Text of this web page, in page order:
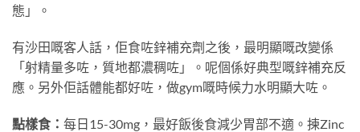
態」。
有沙田嘅客人話，佢食咗鋅補充劑之後，最明顯嘅改變係
「射精量多咗，質地都濃稠咗」。呢個係好典型嘅鋅補充反
應。另外佢話體能都好咗，做gym嘅時候力水明顯大咗。
點樣食： 每日15-30mg，最好飯後食減少胃部不適。揀Zinc